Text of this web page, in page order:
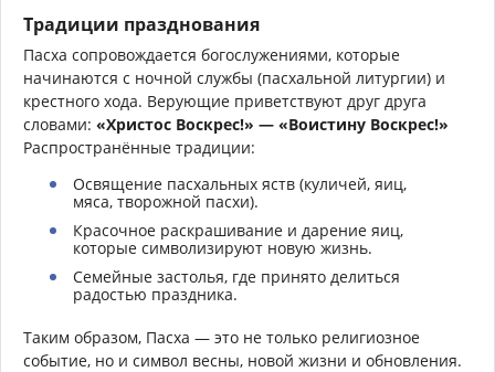
Традиции празднования
Пасха сопровождается богослужениями, которые
начинаются с ночной службы (пасхальной литургии) и
крестного хода. Верующие приветствуют друг друга
словами: «Христос Воскрес!» — «Воистину Воскрес!»
Распространённые традиции:
Освящение пасхальных яств (куличей, яиц,
мяса, творожной пасхи).
Красочное раскрашивание и дарение яиц,
которые символизируют новую жизнь.
Семейные застолья, где принято делиться
радостью праздника.
Таким образом, Пасха — это не только религиозное
событие, но и символ весны, новой жизни и обновления.